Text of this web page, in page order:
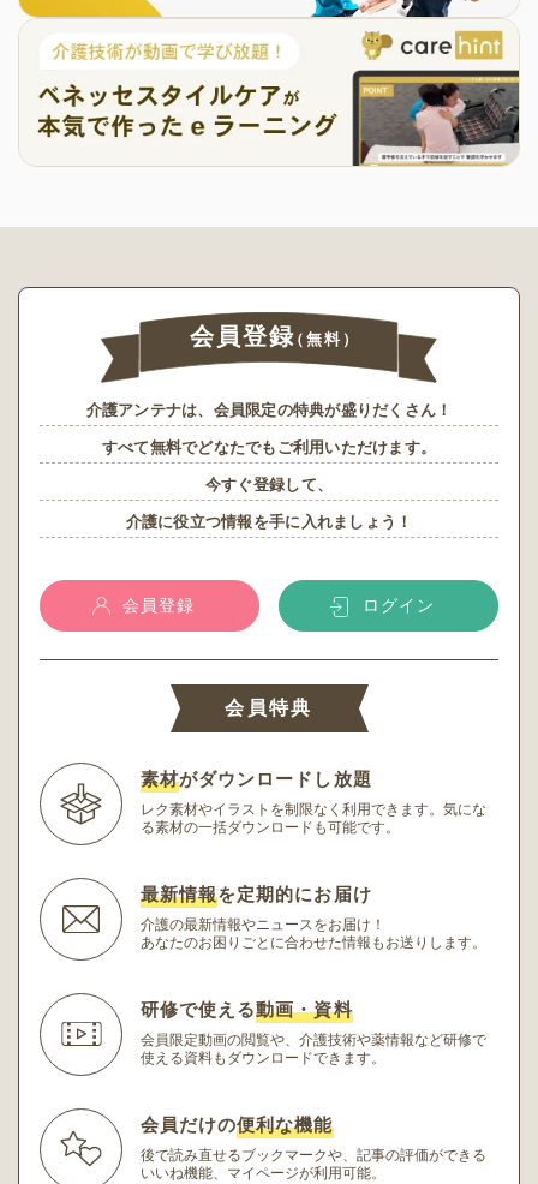
会員登録（無料）
介護アンテナは、会員限定の特典が盛りだくさん！
すべて無料でどなたでもご利用いただけます。
今すぐ登録して、
介護に役立つ情報を手に入れましょう！
会員登録 ログイン
会員特典
素材がダウンロードし放題
レク素材やイラストを制限なく利用できます。 気にな
る素材の一括ダウンロードも可能です。
最新情報を定期的にお届け
介護の最新情報やニュースをお届け！
あなたのお困りごとに合わせた情報もお送りします。
研修で使える動画・資料
会員限定動画の閲覧や、介護技術や薬情報など研修で
使える資料もダウンロードできます。
会員だけの便利な機能
後で読み直せるブックマークや、記事の評価ができる
いいね機能、マイページが利用可能。